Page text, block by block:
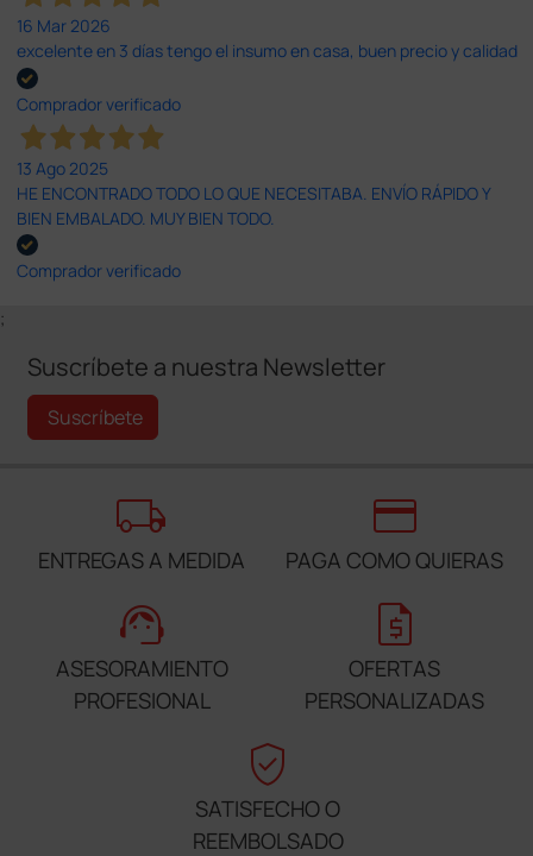
16 Mar 2026
excelente en 3 días tengo el insumo en casa, buen precio y calidad
Comprador verificado
13 Ago 2025
HE ENCONTRADO TODO LO QUE NECESITABA. ENVÍO RÁPIDO Y
BIEN EMBALADO. MUY BIEN TODO.
Comprador verificado
;
Suscríbete a nuestra Newsletter
Suscríbete
local_shipping
ENTREGAS A MEDIDA
credit_card
PAGA COMO QUIERAS
support_agent
ASESORAMIENTO
PROFESIONAL
request_quote
OFERTAS
PERSONALIZADAS
verified_user
SATISFECHO O
REEMBOLSADO